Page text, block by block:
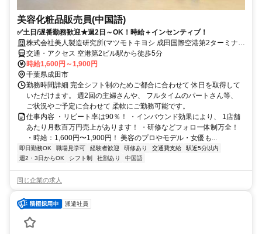
美容化粧品販売員(中国語)
✅土日/遅番勤務歓迎★週2日～OK！時給＋インセンティブ！
株式会社美人製造研究所(マツモトキヨシ 成田国際空港第2ターミナル
店)
交通・アクセス 空港第2ビル駅から徒歩5分
時給1,600円～1,900円
千葉県成田市
勤務時間詳細 完全シフト制のためご都合に合わせて 休日を取得して
いただけます。 週2回の主婦さんや、 フルタイムのパートさん等、
ご状況やご予定に合わせて 柔軟にご勤務可能です。
仕事内容 ・リピート率は90％！ ・インバウンド効果により、 1店舗
あたり月数百万円売上があります！ ・研修などフォロー体制万全！
・時給：1,600円〜1,900円！ 美容のプロやモデル・女優も...
即日勤務OK 職場見学可 経験者歓迎 研修あり 交通費支給
駅近5分以内
週2・3日からOK
シフト制 社割あり 中国語
同じ企業の求人
派遣社員